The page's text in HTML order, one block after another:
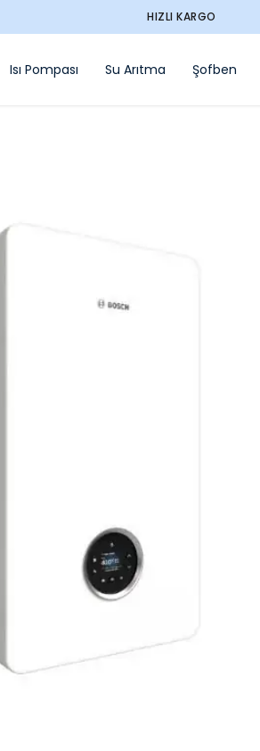
HIZLI KARGO
Isı Pompası Su Arıtma Şofben